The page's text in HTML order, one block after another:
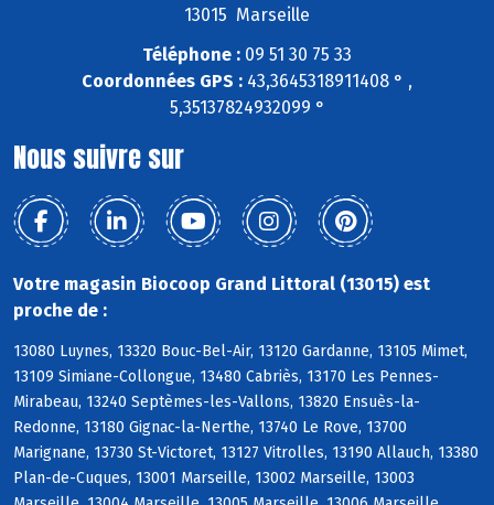
13015 Marseille
Téléphone : 09 51 30 75 33
Coordonnées GPS : 43,3645318911408 ° ,
5,35137824932099 °
Nous suivre sur
Votre magasin Biocoop Grand Littoral (13015) est
proche de :
13080 Luynes, 13320 Bouc-Bel-Air, 13120 Gardanne, 13105 Mimet,
13109 Simiane-Collongue, 13480 Cabriès, 13170 Les Pennes-
Mirabeau, 13240 Septèmes-les-Vallons, 13820 Ensuès-la-
Redonne, 13180 Gignac-la-Nerthe, 13740 Le Rove, 13700
Marignane, 13730 St-Victoret, 13127 Vitrolles, 13190 Allauch, 13380
Plan-de-Cuques, 13001 Marseille, 13002 Marseille, 13003